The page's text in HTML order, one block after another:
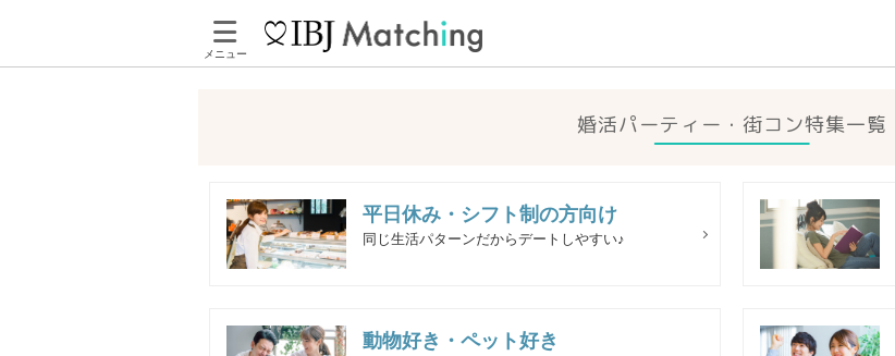
メニュー
婚活パーティー・街コン特集一覧
平日休み・シフト制の方向け
同じ生活パターンだからデートしやすい♪
動物好き・ペット好き